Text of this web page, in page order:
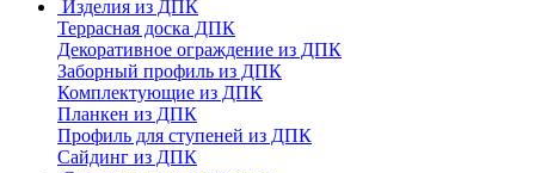
Изделия из ДПК
Террасная доска ДПК
Декоративное ограждение из ДПК
Заборный профиль из ДПК
Комплектующие из ДПК
Планкен из ДПК
Профиль для ступеней из ДПК
Сайдинг из ДПК